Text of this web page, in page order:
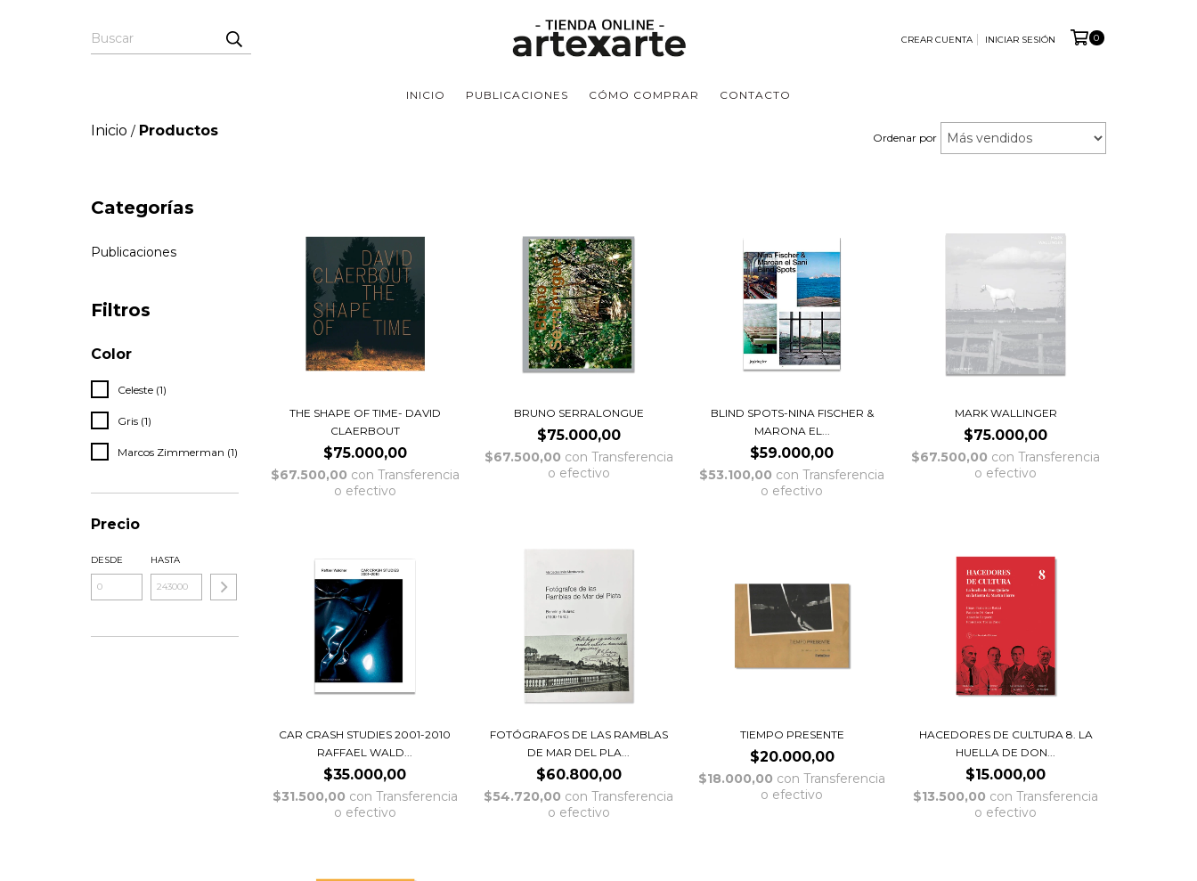
CREAR CUENTA INICIAR SESIÓN 0
INICIO PUBLICACIONES CÓMO COMPRAR CONTACTO
Inicio / Productos Ordenar por
Categorías
Publicaciones
Filtros
Color
Celeste (1)
Gris (1)
Marcos Zimmerman (1)
Precio
DESDE HASTA
THE SHAPE OF TIME- DAVID
CLAERBOUT
$75.000,00
$67.500,00 con Transferencia
o efectivo
BRUNO SERRALONGUE
$75.000,00
$67.500,00 con Transferencia
o efectivo
BLIND SPOTS-NINA FISCHER &
MARONA EL...
$59.000,00
$53.100,00 con Transferencia
o efectivo
MARK WALLINGER
$75.000,00
$67.500,00 con Transferencia
o efectivo
CAR CRASH STUDIES 2001-2010
RAFFAEL WALD...
$35.000,00
$31.500,00 con Transferencia
o efectivo
FOTÓGRAFOS DE LAS RAMBLAS
DE MAR DEL PLA...
$60.800,00
$54.720,00 con Transferencia
o efectivo
TIEMPO PRESENTE
$20.000,00
$18.000,00 con Transferencia
o efectivo
HACEDORES DE CULTURA 8. LA
HUELLA DE DON...
$15.000,00
$13.500,00 con Transferencia
o efectivo